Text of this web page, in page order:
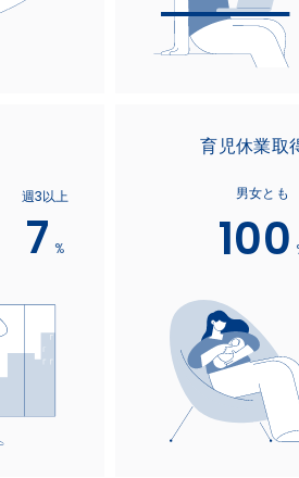
週3以上
7 %
育児休業取
男女とも
100